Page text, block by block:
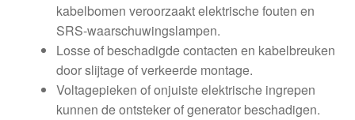
kabelbomen veroorzaakt elektrische fouten en
SRS-waarschuwingslampen.
Losse of beschadigde contacten en kabelbreuken
door slijtage of verkeerde montage.
Voltagepieken of onjuiste elektrische ingrepen
kunnen de ontsteker of generator beschadigen.